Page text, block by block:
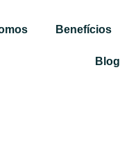
Benefícios
Blog